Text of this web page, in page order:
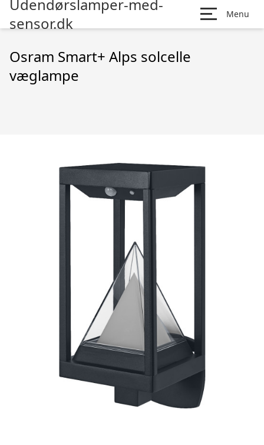
Udendørslamper-med-
sensor.dk
Menu
Osram Smart+ Alps solcelle
væglampe